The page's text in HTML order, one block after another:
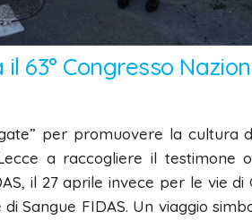
63° Congresso
per promuovere la cultura
a raccogliere il testimone
il 27 aprile invece per le vie
Sangue FIDAS. Un viaggio